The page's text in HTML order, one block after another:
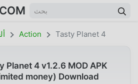
Action Tasty Planet 4
Planet 4 v1.2.6 MOD APK
money) Download